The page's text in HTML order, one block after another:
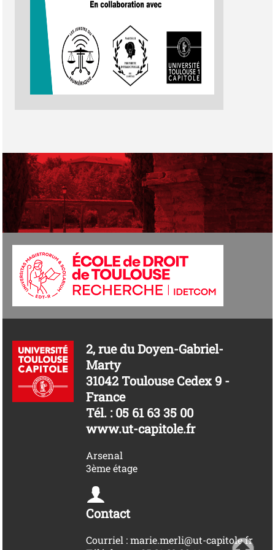
2, rue du Doyen-Gabriel-
Marty
31042 Toulouse Cedex 9 -
France
Tél. : 05 61 63 35 00
www.ut-capitole.fr
Arsenal
3ème étage
Contact
Courriel : marie.merli@ut-capitole.fr